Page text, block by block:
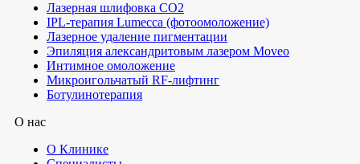
Лазерная шлифовка СО2
IPL-терапия Lumecca (фотоомоложение)
Лазерное удаление пигментации
Эпиляция александритовым лазером Moveo
Интимное омоложение
Микроигольчатый RF-лифтинг
Ботулинотерапия
О нас
О Клинике